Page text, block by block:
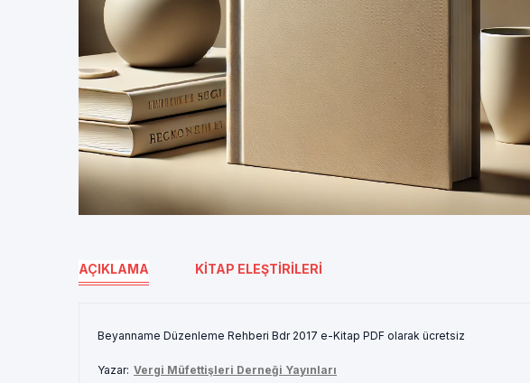
AÇIKLAMA KITAP ELEŞTIRILERI
Beyanname Düzenleme Rehberi Bdr 2017 e-Kitap PDF olarak ücretsiz
Yazar: Vergi Müfettişleri Derneği Yayınları